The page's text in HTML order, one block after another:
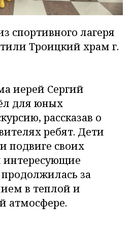
спортивного лагеря
Троицкий храм г.
иерей Сергий
для юных
рассказав о
ребят. Дети
подвиге своих
интересующие
за
в теплой и
атмосфере.